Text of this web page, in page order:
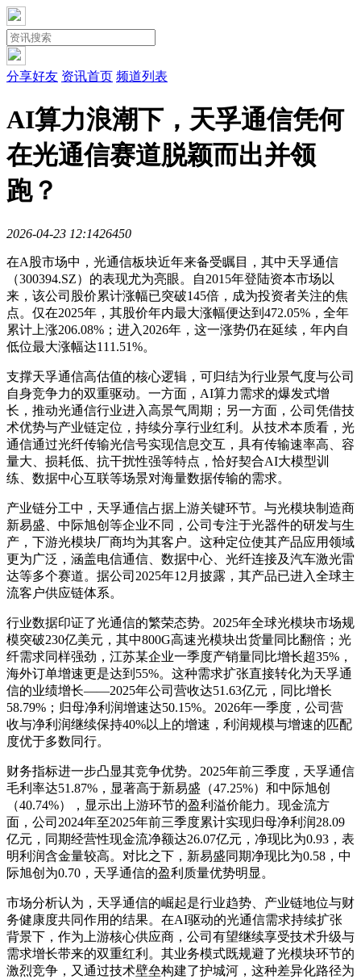
分享好友 资讯首页 频道列表
AI算力浪潮下，天孚通信凭何
在光通信赛道脱颖而出并领
跑？
2026-04-23 12:1426450
在A股市场中，光通信板块近年来备受瞩目，其中天孚通信
（300394.SZ）的表现尤为亮眼。自2015年登陆资本市场以
来，该公司股价累计涨幅已突破145倍，成为投资者关注的焦
点。仅在2025年，其股价年内最大涨幅便达到472.05%，全年
累计上涨206.08%；进入2026年，这一涨势仍在延续，年内自
低位最大涨幅达111.51%。
支撑天孚通信高估值的核心逻辑，可归结为行业景气度与公司
自身竞争力的双重驱动。一方面，AI算力需求的爆发式增
长，推动光通信行业进入高景气周期；另一方面，公司凭借技
术优势与产业链定位，持续分享行业红利。从技术本质看，光
通信通过光纤传输光信号实现信息交互，具有传输速率高、容
量大、损耗低、抗干扰性强等特点，恰好契合AI大模型训
练、数据中心互联等场景对海量数据传输的需求。
产业链分工中，天孚通信占据上游关键环节。与光模块制造商
新易盛、中际旭创等企业不同，公司专注于光器件的研发与生
产，下游光模块厂商均为其客户。这种定位使其产品应用领域
更为广泛，涵盖电信通信、数据中心、光纤连接及汽车激光雷
达等多个赛道。据公司2025年12月披露，其产品已进入全球主
流客户供应链体系。
行业数据印证了光通信的繁荣态势。2025年全球光模块市场规
模突破230亿美元，其中800G高速光模块出货量同比翻倍；光
纤需求同样强劲，江苏某企业一季度产销量同比增长超35%，
海外订单增速更是达到55%。这种需求扩张直接转化为天孚通
信的业绩增长——2025年公司营收达51.63亿元，同比增长
58.79%；归母净利润增速达50.15%。2026年一季度，公司营
收与净利润继续保持40%以上的增速，利润规模与增速的匹配
度优于多数同行。
财务指标进一步凸显其竞争优势。2025年前三季度，天孚通信
毛利率达51.87%，显著高于新易盛（47.25%）和中际旭创
（40.74%），显示出上游环节的盈利溢价能力。现金流方
面，公司2024年至2025年前三季度累计实现归母净利润28.09
亿元，同期经营性现金流净额达26.07亿元，净现比为0.93，表
明利润含金量较高。对比之下，新易盛同期净现比为0.58，中
际旭创为0.70，天孚通信的盈利质量优势明显。
市场分析认为，天孚通信的崛起是行业趋势、产业链地位与财
务健康度共同作用的结果。在AI驱动的光通信需求持续扩张
背景下，作为上游核心供应商，公司有望继续享受技术升级与
需求增长带来的双重红利。其业务模式既规避了光模块环节的
激烈竞争，又通过技术壁垒构建了护城河，这种差异化路径为